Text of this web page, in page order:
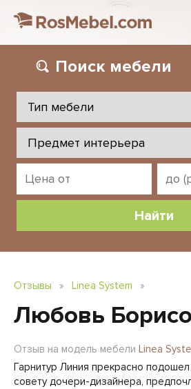
Поиск мебели
Отзывы » Linea System »
Любовь
Отзыв на модель мебели Linea
Гарнитур Линия прекрасно
совету дочери-дизайнера,